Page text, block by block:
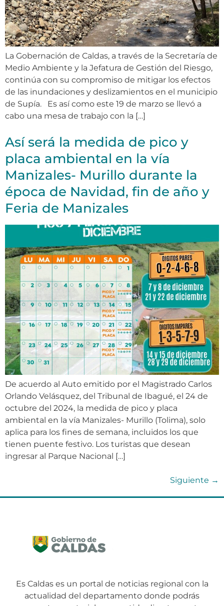
La Gobernación de Caldas, a través de la Secretaría de
Medio Ambiente y la Jefatura de Gestión del Riesgo,
continúa con su compromiso de mitigar los efectos
de las inundaciones y deslizamientos en el municipio
de Supía. Es así como este 19 de marzo se llevó a
cabo una mesa de trabajo con la […]
Así será la medida de pico y
placa ambiental en la vía
Manizales- Murillo durante la
época de Navidad, fin de año y
Feria de Manizales
De acuerdo al Auto emitido por el Magistrado Carlos
Orlando Velásquez, del Tribunal de Ibagué, el 24 de
octubre del 2024, la medida de pico y placa
ambiental en la vía Manizales- Murillo (Tolima), solo
aplica para los fines de semana, incluidos los que
tienen puente festivo. Los turistas que desean
ingresar al Parque Nacional […]
Siguiente →
Es Caldas es un portal de noticias regional con la
actualidad del departamento donde podrás